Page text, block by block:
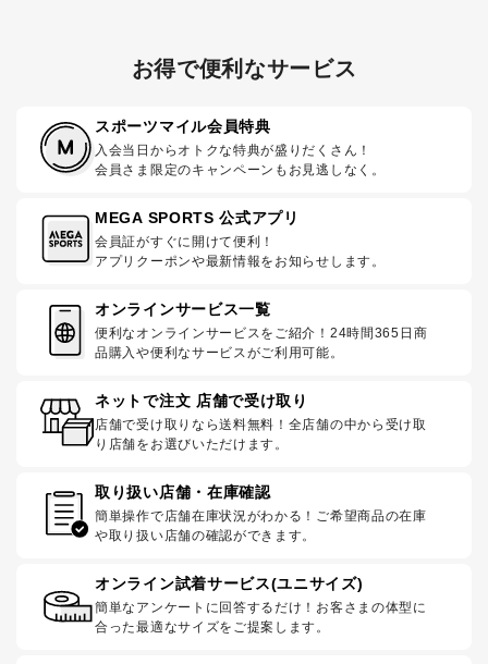
お得で便利なサービス
スポーツマイル会員特典
入会当日からオトクな特典が盛りだくさん！
会員さま限定のキャンペーンもお見逃しなく。
MEGA SPORTS 公式アプリ
会員証がすぐに開けて便利！
アプリクーポンや最新情報をお知らせします。
オンラインサービス一覧
便利なオンラインサービスをご紹介！24時間365日商
品購入や便利なサービスがご利用可能。
ネットで注文 店舗で受け取り
店舗で受け取りなら送料無料！全店舗の中から受け取
り店舗をお選びいただけます。
取り扱い店舗・在庫確認
簡単操作で店舗在庫状況がわかる！ご希望商品の在庫
や取り扱い店舗の確認ができます。
オンライン試着サービス(ユニサイズ)
簡単なアンケートに回答するだけ！お客さまの体型に
合った最適なサイズをご提案します。